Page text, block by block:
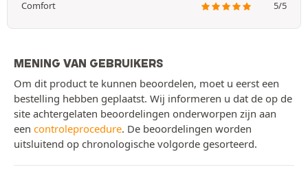
Comfort
5/5
MENING VAN GEBRUIKERS
Om dit product te kunnen beoordelen, moet u eerst een
bestelling hebben geplaatst. Wij informeren u dat de op de
site achtergelaten beoordelingen onderworpen zijn aan
een controleprocedure. De beoordelingen worden
uitsluitend op chronologische volgorde gesorteerd.